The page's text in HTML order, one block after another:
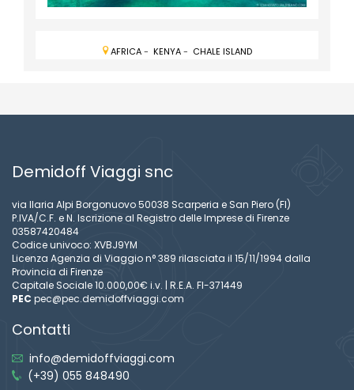
AFRICA- KENYA- CHALE ISLAND
Demidoff Viaggi snc
via Ilaria Alpi Borgonuovo 50038 Scarperia e San Piero (FI)
P.IVA/C.F. e N. Iscrizione al Registro delle Imprese di Firenze
03587420484
Codice univoco: XVBJ9YM
Licenza Agenzia di Viaggio n° 389 rilasciata il 15/11/1994 dalla
Provincia di Firenze
Capitale Sociale 10.000,00€ i.v. | R.E.A. FI-371449
PEC pec@pec.demidoffviaggi.com
Contatti
info@demidoffviaggi.com
(+39) 055 848490